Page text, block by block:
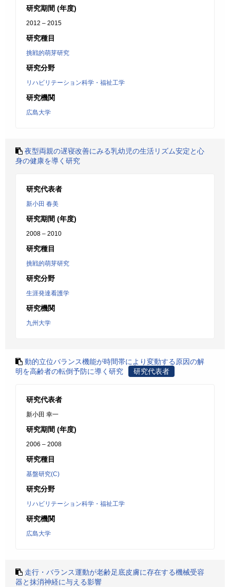
研究期間 (年度)
2012 – 2015
研究種目
挑戦的萌芽研究
研究分野
リハビリテーション科学・福祉工学
研究機関
広島大学
夜型両親の遅寝改善にみる乳幼児の生活リズム安定と心
身の健康を導く研究
研究代表者
新小田 春美
研究期間 (年度)
2008 – 2010
研究種目
挑戦的萌芽研究
研究分野
生涯発達看護学
研究機関
九州大学
動的立位バランス機能が時間帯により変動する原因の解
明を高齢者の転倒予防に導く研究
研究代表者
研究代表者
新小田 幸一
研究期間 (年度)
2006 – 2008
研究種目
基盤研究(C)
研究分野
リハビリテーション科学・福祉工学
研究機関
広島大学
走行・バランス運動が老齢足底皮膚に存在する機械受容
器と抹消神経に与える影響